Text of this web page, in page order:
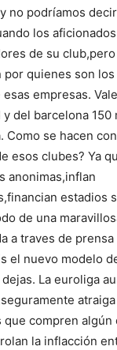
no podríamos
los
de su
por quienes son
empresas.
del barcelona 150
Como se hacen
esos clubes? Ya
anonimas,inflan
estadios
de una
a traves de
el nuevo modelo
La euroliga
que compren algún
la inflacción